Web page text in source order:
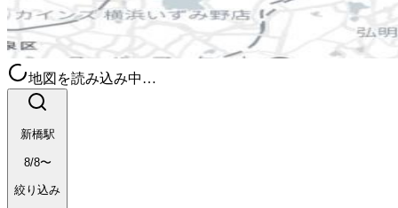
地図を読み込み中…
新橋駅
8/8〜
絞り込み